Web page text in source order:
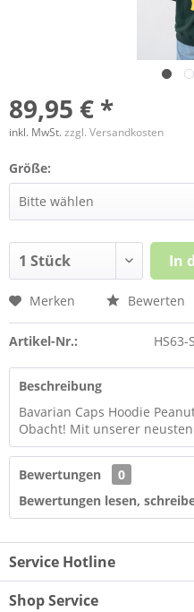
89,95 € *
inkl. MwSt.zzgl. Versandkosten
Größe:
In
Merken Bewerten
Artikel-Nr.: HS63-S
Beschreibung
Bavarian Caps Hoodie
Obacht! Mit unserer
Bewertungen
0
Bewertungen lesen,
Service Hotline
Shop Service